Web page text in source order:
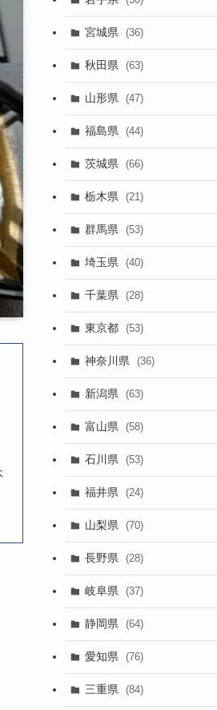
宮城県 (36)
秋田県 (63)
山形県 (47)
福島県 (44)
茨城県 (66)
栃木県 (21)
群馬県 (53)
埼玉県 (40)
千葉県 (28)
東京都 (53)
神奈川県 (36)
新潟県 (63)
富山県 (58)
石川県 (53)
福井県 (24)
山梨県 (70)
長野県 (28)
岐阜県 (37)
静岡県 (64)
愛知県 (76)
三重県 (84)